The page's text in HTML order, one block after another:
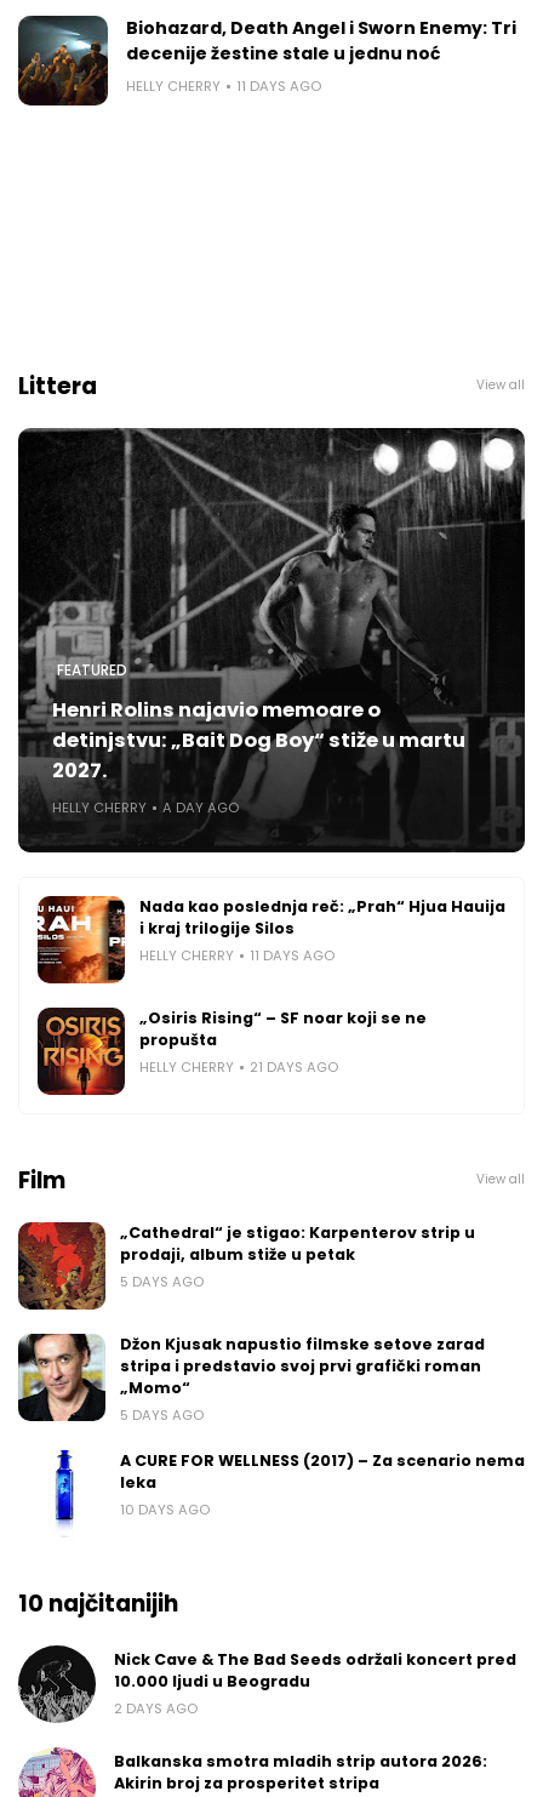
Biohazard, Death Angel i Sworn Enemy: Tri
decenije žestine stale u jednu noć
HELLY CHERRY 11 DAYS AGO
Littera View all
FEATURED
Henri Rolins najavio memoare o
detinjstvu: „Bait Dog Boy“ stiže u martu
2027.
HELLY CHERRY A DAY AGO
Nada kao poslednja reč: „Prah“ Hjua Hauija
i kraj trilogije Silos
HELLY CHERRY 11 DAYS AGO
„Osiris Rising“ – SF noar koji se ne
propušta
HELLY CHERRY 21 DAYS AGO
Film View all
„Cathedral“ je stigao: Karpenterov strip u
prodaji, album stiže u petak
5 DAYS AGO
Džon Kjusak napustio filmske setove zarad
stripa i predstavio svoj prvi grafički roman
„Momo“
5 DAYS AGO
A CURE FOR WELLNESS (2017) – Za scenario nema
leka
10 DAYS AGO
10 najčitanijih
Nick Cave & The Bad Seeds održali koncert pred
10.000 ljudi u Beogradu
2 DAYS AGO
Balkanska smotra mladih strip autora 2026:
Akirin broj za prosperitet stripa